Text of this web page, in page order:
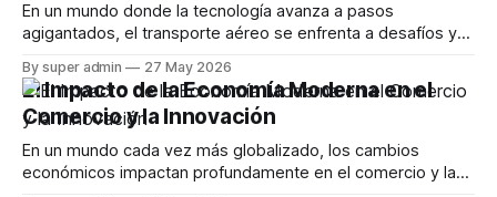
En un mundo donde la tecnología avanza a pasos
agigantados, el transporte aéreo se enfrenta a desafíos y
innovaciones más recientes en la industria de la aviación,
incluyendo avances en Wi-Fi, sostenibilidad y las
implicaciones de la IA en el futuro de los
By super admin 27 May 2026
El Impacto de la Economía Moderna en el
Comercio y la Innovación
En un mundo cada vez más globalizado, los cambios
económicos impactan profundamente en el comercio y la